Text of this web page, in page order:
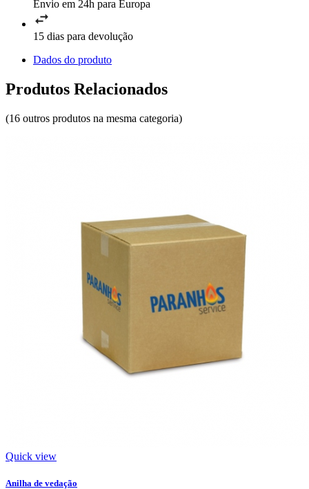
Envio em 24h para Europa
15 dias para devolução
Dados do produto
Produtos Relacionados
(16 outros produtos na mesma categoria)
Quick view
Anilha de vedação